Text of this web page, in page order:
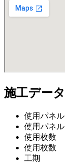
施工データ
使用パネル
使用パネル
使用枚数
使用枚数
工期